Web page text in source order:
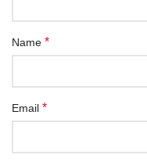
Name *
Email *